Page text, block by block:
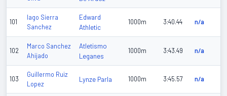
101
Iago Sierra
Sanchez
Edward
Athletic
1000m 3:40.44 n/a
102
Marco Sanchez
Ahijado
Atletismo
Leganes
1000m 3:43.49 n/a
103
Guillermo Ruiz
Lopez
Lynze Parla 1000m 3:45.57 n/a